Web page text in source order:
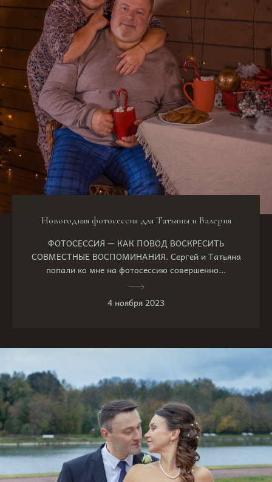
Новогодняя фотосессия для Татьяны и Валерия
ФОТОСЕССИЯ — КАК ПОВОД ВОСКРЕСИТЬ
СОВМЕСТНЫЕ ВОСПОМИНАНИЯ. Сергей и Татьяна
попали ко мне на фотосессию совершенно...
4 ноября 2023